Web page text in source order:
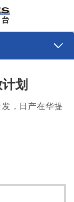
划
，日产在华提